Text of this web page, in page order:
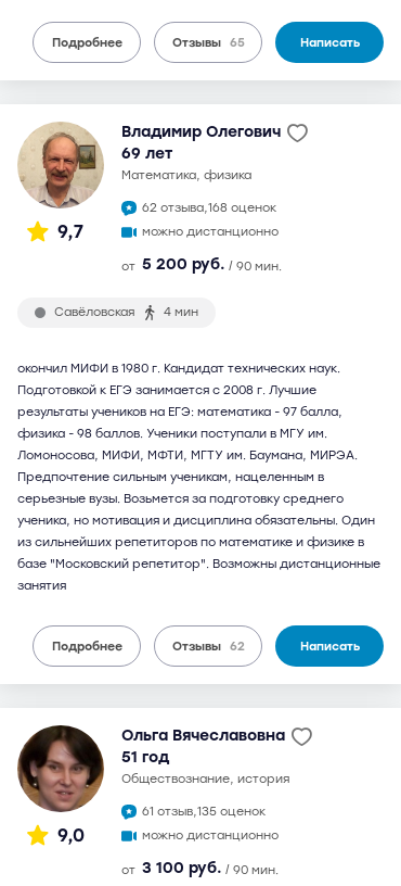
Подробнее Отзывы 65 Написать
9,7
Владимир Олегович
69 лет
математика, физика
62 отзыва,168 оценок
можно дистанционно
от 5 200 руб. / 90 мин.
Савёловская 4 мин
окончил МИФИ в 1980 г. Кандидат технических наук.
Подготовкой к ЕГЭ занимается с 2008 г. Лучшие
результаты учеников на ЕГЭ: математика - 97 балла,
физика - 98 баллов. Ученики поступали в МГУ им.
Ломоносова, МИФИ, МФТИ, МГТУ им. Баумана, МИРЭА.
Предпочтение сильным ученикам, нацеленным в
серьезные вузы. Возьмется за подготовку среднего
ученика, но мотивация и дисциплина обязательны. Один
из сильнейших репетиторов по математике и физике в
базе "Московский репетитор". Возможны дистанционные
занятия
Подробнее Отзывы 62 Написать
9,0
Ольга Вячеславовна
51 год
обществознание, история
61 отзыв,135 оценок
можно дистанционно
от 3 100 руб. / 90 мин.